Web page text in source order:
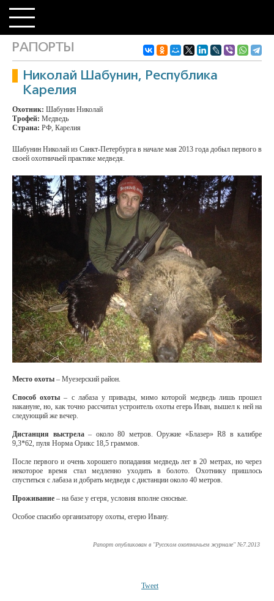
РАПОРТЫ
Николай Шабунин, Республика
Карелия
Охотник: Шабунин Николай
Трофей: Медведь
Страна: РФ, Карелия
Шабунин Николай из Санкт-Петербурга в начале мая 2013 года добыл первого в
своей охотничьей практике медведя.
Место охоты – Муезерский район.
Способ охоты – с лабаза у привады, мимо которой медведь лишь прошел
накануне, но, как точно рассчитал устроитель охоты егерь Иван, вышел к ней на
следующий же вечер.
Дистанция выстрела– около 80 метров. Оружие «Блазер» R8 в калибре
9,3*62, пуля Норма Орикс 18,5 граммов.
После первого и очень хорошего попадания медведь лег в 20 метрах, но через
некоторое время стал медленно уходить в болото. Охотнику пришлось
спуститься с лабаза и добрать медведя с дистанции около 40 метров.
Проживание – на базе у егеря, условия вполне сносные.
Особое спасибо организатору охоты, егерю Ивану.
Рапорт опубликован в "Русском охотничьем журнале" №7.2013
Tweet